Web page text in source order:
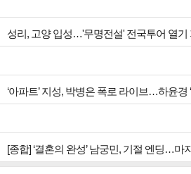
성리, 고양 입성…'무명전설' 전국투어 열기
‘아파트’ 지성, 박병은 폭로 라이브…하윤경